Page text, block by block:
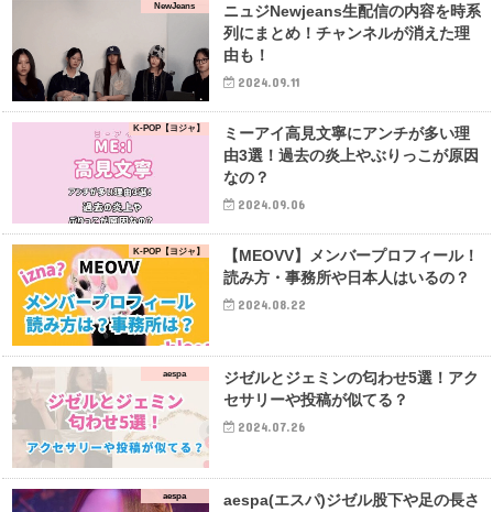
NewJeans
ニュジNewjeans生配信の内容を時系
列にまとめ！チャンネルが消えた理
由も！
2024.09.11
K-POP【ヨジャ】
ミーアイ高見文寧にアンチが多い理
由3選！過去の炎上やぶりっこが原因
なの？
2024.09.06
K-POP【ヨジャ】
【MEOVV】メンバープロフィール！
読み方・事務所や日本人はいるの？
2024.08.22
aespa
ジゼルとジェミンの匂わせ5選！アク
セサリーや投稿が似てる？
2024.07.26
aespa
aespa(エスパ)ジゼル股下や足の長さ